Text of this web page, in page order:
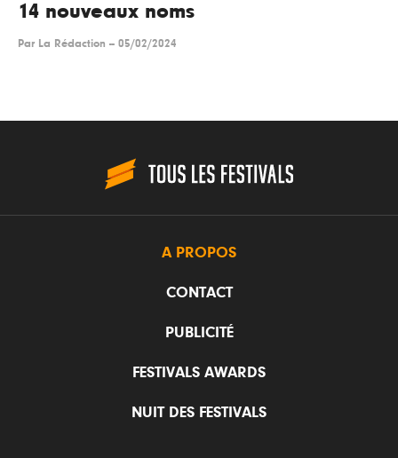
14 nouveaux noms
Par La Rédaction -- 05/02/2024
A PROPOS
CONTACT
PUBLICITÉ
FESTIVALS AWARDS
NUIT DES FESTIVALS